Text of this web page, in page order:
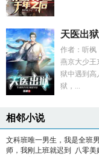
天医出狱
作者：听枫
燕京大少王
狱中遇到高
狱，...
相邻小说
文科班唯一男生，我是全班
师，我刚上班就迟到
八零美